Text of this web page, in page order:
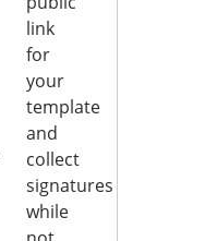
link
for
your
template
and
collect
signatures
while